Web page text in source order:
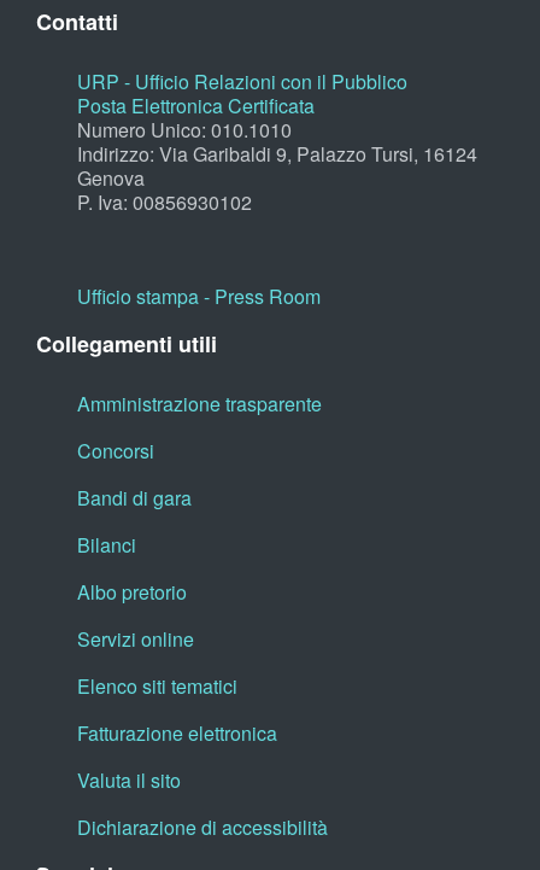
Contatti
URP - Ufficio Relazioni con il Pubblico
Posta Elettronica Certificata
Numero Unico: 010.1010
Indirizzo: Via Garibaldi 9, Palazzo Tursi, 16124
Genova
P. Iva: 00856930102
Ufficio stampa - Press Room
Collegamenti utili
Amministrazione trasparente
Concorsi
Bandi di gara
Bilanci
Albo pretorio
Servizi online
Elenco siti tematici
Fatturazione elettronica
Valuta il sito
Dichiarazione di accessibilità